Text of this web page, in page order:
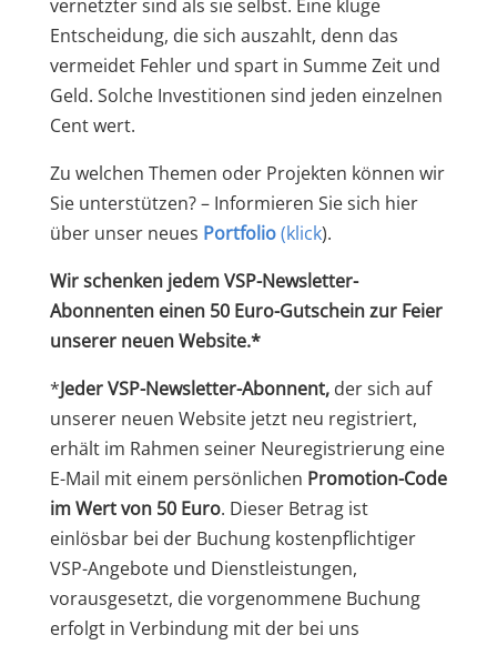
vernetzter sind als sie selbst. Eine kluge
Entscheidung, die sich auszahlt, denn das
vermeidet Fehler und spart in Summe Zeit und
Geld. Solche Investitionen sind jeden einzelnen
Cent wert.
Zu welchen Themen oder Projekten können wir
Sie unterstützen? – Informieren Sie sich hier
über unser neues Portfolio(klick).
Wir schenken jedem VSP-Newsletter-
Abonnenten einen 50 Euro-Gutschein zur Feier
unserer neuen Website.*
*Jeder VSP-Newsletter-Abonnent,der sich auf
unserer neuen Website jetzt neu registriert,
erhält im Rahmen seiner Neuregistrierung eine
E-Mail mit einem persönlichen Promotion-Code
imWert von 50 Euro. Dieser Betrag ist
einlösbar bei der Buchung kostenpflichtiger
VSP-Angebote und Dienstleistungen,
vorausgesetzt, die vorgenommene Buchung
erfolgt in Verbindung mit der bei uns